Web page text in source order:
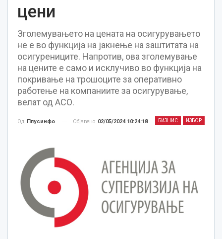
цени
Зголемувањето на цената на осигурувањето
не е во функција на јакнење на заштитата на
осигурениците. Напротив, ова зголемување
на цените е само и исклучиво во функција на
покривање на трошоците за оперативно
работење на компаниите за осигурување,
велат од АСО.
БИЗНИС ИЗБОР
Од Плусинфо Објавено 02/05/2024 10:24:18